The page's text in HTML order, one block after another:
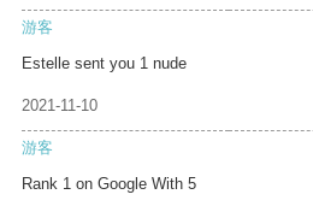
游客
Estelle sent you 1 nude
2021-11-10
游客
Rank 1 on Google With 5